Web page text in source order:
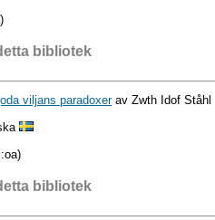
bibliotek
viljans paradoxerav Zwth Idof Ståhl
bibliotek